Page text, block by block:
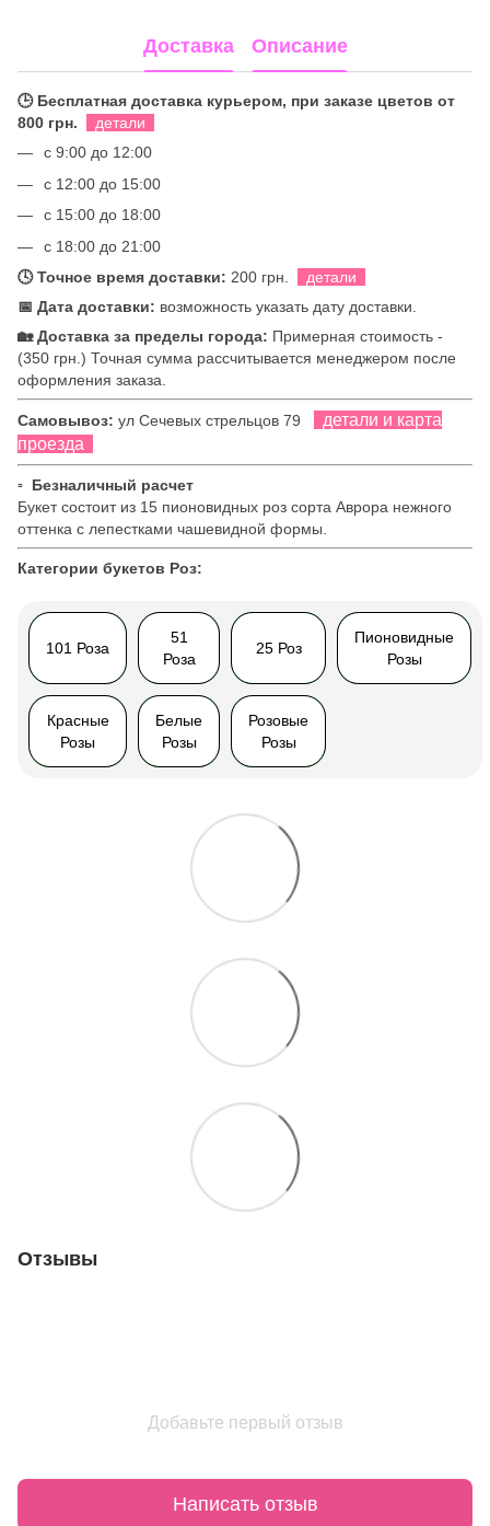
Доставка Описание
🕒 Бесплатная доставка курьером, при заказе цветов от
800 грн.
детали
с 9:00 до 12:00
с 12:00 до 15:00
с 15:00 до 18:00
с 18:00 до 21:00
🕓 Точное время доставки: 200 грн.
детали
📅 Дата доставки: возможность указать дату доставки.
🏡 Доставка за пределы города: Примерная стоимость -
(350 грн.) Точная сумма рассчитывается менеджером после
оформления заказа.
Самовывоз: ул Сечевых стрельцов 79
детали и карта
проезда
▫ Безналичный расчет
Букет состоит из 15 пионовидных роз сорта Аврора нежного
оттенка с лепестками чашевидной формы.
Категории букетов Роз:
101 Роза
51
Роза
25 Роз
Пионовидные
Розы
Красные
Розы
Белые
Розы
Розовые
Розы
Отзывы
Добавьте первый отзыв
Написать отзыв